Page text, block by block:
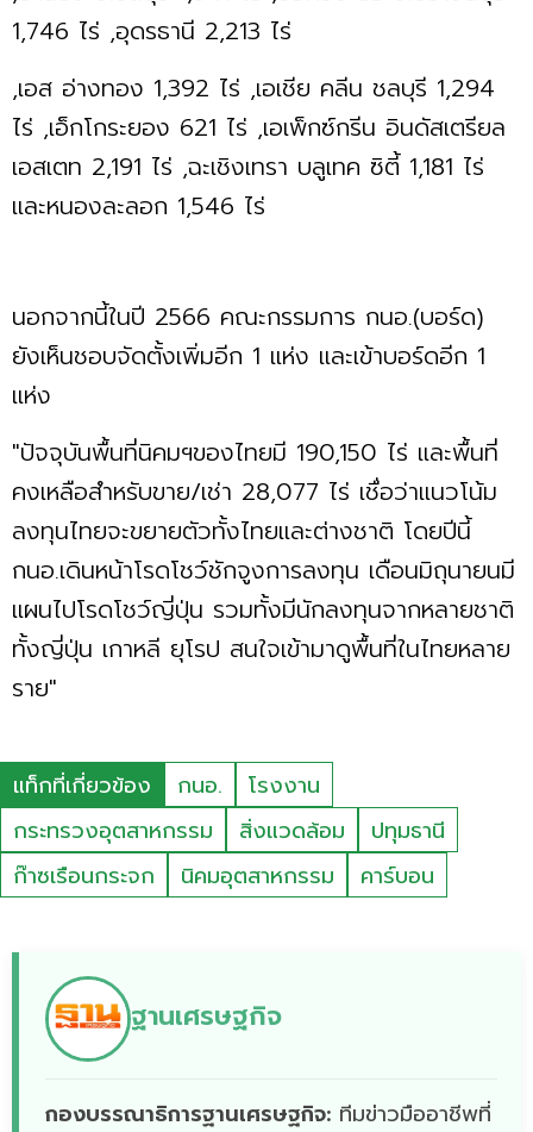
1,746 ไร่ ,อุดรธานี 2,213 ไร่
,เอส อ่างทอง 1,392 ไร่ ,เอเชีย คลีน ชลบุรี 1,294
ไร่ ,เอ็กโกระยอง 621 ไร่ ,เอเพ็กซ์กรีน อินดัสเตรียล
เอสเตท 2,191 ไร่ ,ฉะเชิงเทรา บลูเทค ซิตี้ 1,181 ไร่
และหนองละลอก 1,546 ไร่
นอกจากนี้ในปี 2566 คณะกรรมการ กนอ.(บอร์ด)
ยังเห็นชอบจัดตั้งเพิ่มอีก 1 แห่ง และเข้าบอร์ดอีก 1
แห่ง
"ปัจจุบันพื้นที่นิคมฯของไทยมี 190,150 ไร่ และพื้นที่
คงเหลือสำหรับขาย/เช่า 28,077 ไร่ เชื่อว่าแนวโน้ม
ลงทุนไทยจะขยายตัวทั้งไทยและต่างชาติ โดยปีนี้
กนอ.เดินหน้าโรดโชว์ชักจูงการลงทุน เดือนมิถุนายนมี
แผนไปโรดโชว์ญี่ปุ่น รวมทั้งมีนักลงทุนจากหลายชาติ
ทั้งญี่ปุ่น เกาหลี ยุโรป สนใจเข้ามาดูพื้นที่ในไทยหลาย
ราย"
แท็กที่เกี่ยวข้อง กนอ.
โรงงาน
กระทรวงอุตสาหกรรม
สิ่งแวดล้อม
ปทุมธานี
ก๊าซเรือนกระจก
นิคมอุตสาหกรรม คาร์บอน
ฐานเศรษฐกิจ
กองบรรณาธิการฐานเศรษฐกิจ: ทีมข่าวมืออาชีพที่